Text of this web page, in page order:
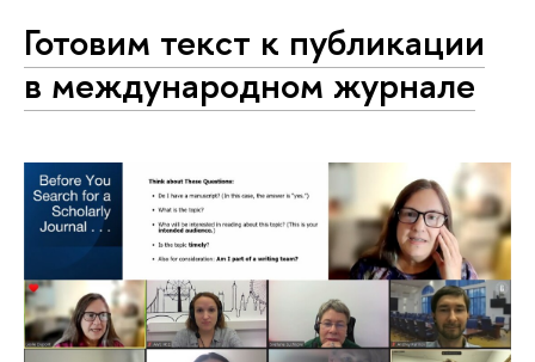
Готовим текст к публикации
в международном журнале